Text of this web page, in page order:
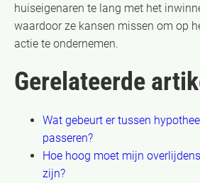
huiseigenaren te lang met het
waardoor ze kansen missen om op
actie te ondernemen.
Gerelateerde
Wat gebeurt er tussen
passeren?
Hoe hoog moet mijn
zijn?